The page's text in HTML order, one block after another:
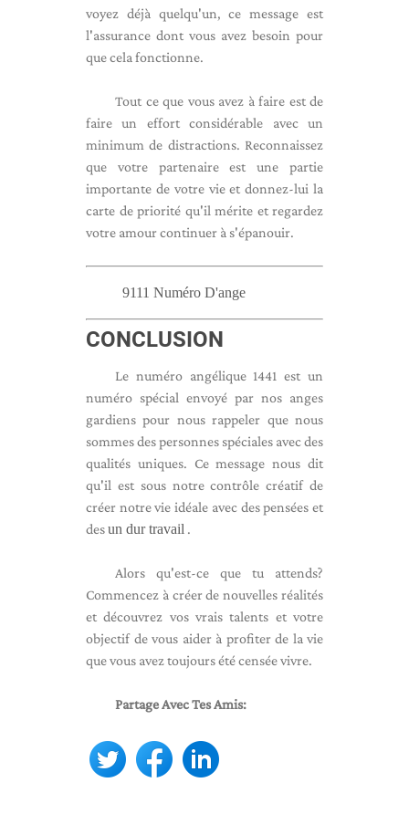
voyez déjà quelqu'un, ce message est
l'assurance dont vous avez besoin pour
que cela fonctionne.
Tout ce que vous avez à faire est de
faire un effort considérable avec un
minimum de distractions. Reconnaissez
que votre partenaire est une partie
importante de votre vie et donnez-lui la
carte de priorité qu'il mérite et regardez
votre amour continuer à s'épanouir.
9111 Numéro D'ange
CONCLUSION
Le numéro angélique 1441 est un
numéro spécial envoyé par nos anges
gardiens pour nous rappeler que nous
sommes des personnes spéciales avec des
qualités uniques. Ce message nous dit
qu'il est sous notre contrôle créatif de
créer notre vie idéale avec des pensées et
desun dur travail .
Alors qu'est-ce que tu attends?
Commencez à créer de nouvelles réalités
et découvrez vos vrais talents et votre
objectif de vous aider à profiter de la vie
que vous avez toujours été censée vivre.
Partage Avec Tes Amis: